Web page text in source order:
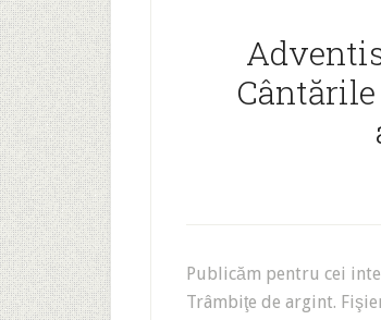
Publicăm pentru cei
Trâmbiţe de argint.